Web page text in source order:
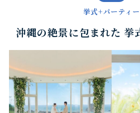
挙式+パーティー
沖縄の絶景に包まれた 挙